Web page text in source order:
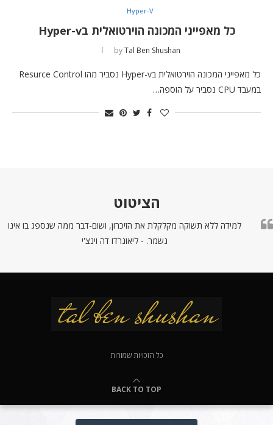
Hyper-V
כל מאפייני המכונה הוירטואלית בHyper-v
byTal Ben Shushan
כל מאפייני המכונה הוירטואלית בHyper-v נסביר מהו Resurce Control
במעבד CPU נסביר על הוספה…
הציטוט
למידה ללא תשוקה מקלקלת את הזיכרון, ושום-דבר ממה שנספג בו אינו
נשמר. - ליאונרדו דה וינצ'י
כל הזכויות שמורות
BACK TO TOP